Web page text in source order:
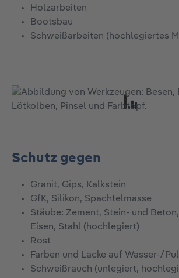
Holzarbeiten
Bootsbau
Schweißarbeiten (hochlegiertes
Schutz gegen
Granit, Gips, Kalkstein
GfK, Silikon, Spachtelmasse
Stäube: Zement, Stein- und
Eisen, Stahl (hochlegiert)
Rost
Farben und Lacke auf Wasser-/
Schweißrauch (unlegiert,